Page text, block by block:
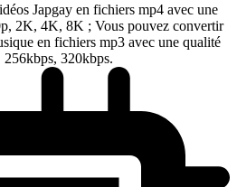
Japgay en fichiers mp4 avec une
2K, 4K, 8K ; Vous pouvez convertir
en fichiers mp3 avec une qualité
320kbps.